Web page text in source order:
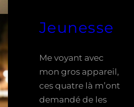
Jeunesse
Me voyant avec
mon gros appareil,
ces quatre là m’ont
demandé de les